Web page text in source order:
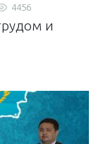
4456
и